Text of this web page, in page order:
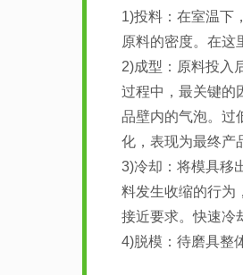
1)投料：在室温下
原料的密度。在这
2)成型：原料投入
过程中，最关键的
品壁内的气泡。过
化，表现为最终产
3)冷却：将模具移
料发生收缩的行为
接近要求。快速冷
4)脱模：待磨具整